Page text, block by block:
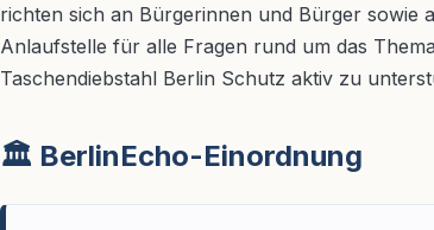
richten sich an Bürgerinnen und Bürger sowie
Anlaufstelle für alle Fragen rund um das
Taschendiebstahl Berlin Schutz aktiv zu
🏛️ BerlinEcho-Einordnung